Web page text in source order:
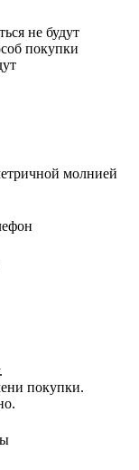
не будут
покупки
молнией
покупки.